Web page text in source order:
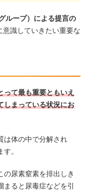
ループ）による提言の
意識していきたい重要な
って最も重要ともいえ
しまっている状況にお
は体の中で分解され
。
の尿素窒素を排出しき
まると尿毒症などを引